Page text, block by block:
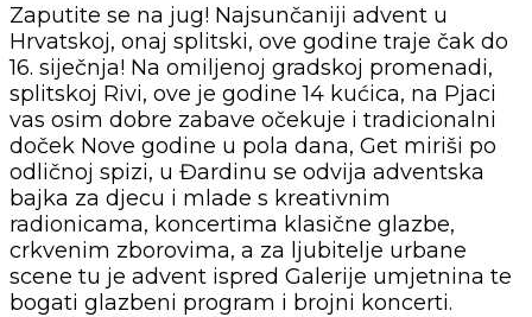
Zaputite se na jug! Najsunčaniji advent u
Hrvatskoj, onaj splitski, ove godine traje čak do
16. siječnja! Na omiljenoj gradskoj promenadi,
splitskoj Rivi, ove je godine 14 kućica, na Pjaci
vas osim dobre zabave očekuje i tradicionalni
doček Nove godine u pola dana, Get miriši po
odličnoj spizi, u Đardinu se odvija adventska
bajka za djecu i mlade s kreativnim
radionicama, koncertima klasične glazbe,
crkvenim zborovima, a za ljubitelje urbane
scene tu je advent ispred Galerije umjetnina te
bogati glazbeni program i brojni koncerti.